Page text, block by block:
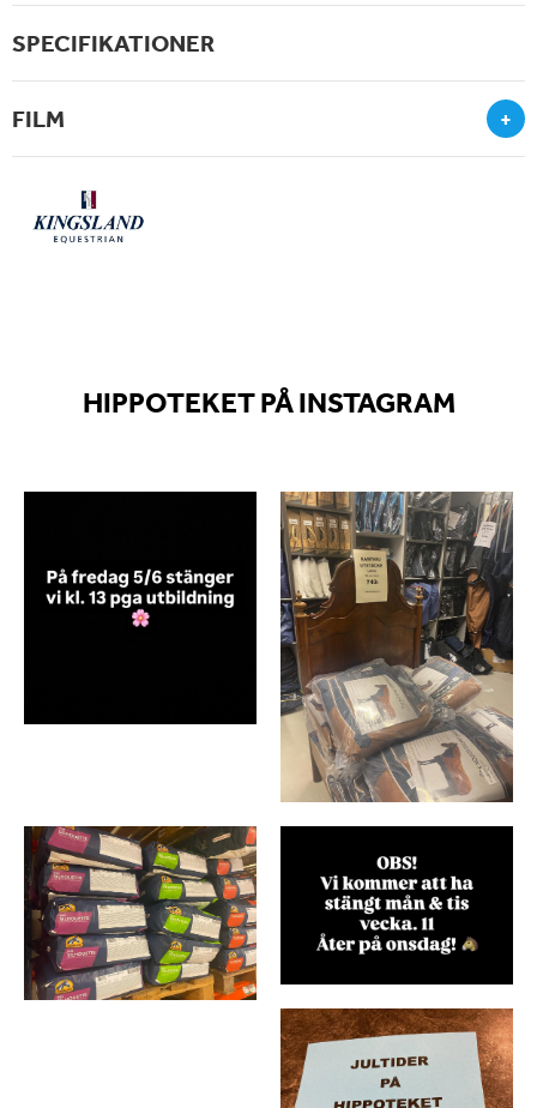
SPECIFIKATIONER
FILM +
HIPPOTEKET PÅ INSTAGRAM